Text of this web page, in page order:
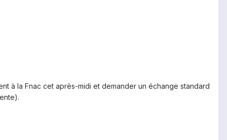
à la Fnac cet après-midi et demander un échange standard